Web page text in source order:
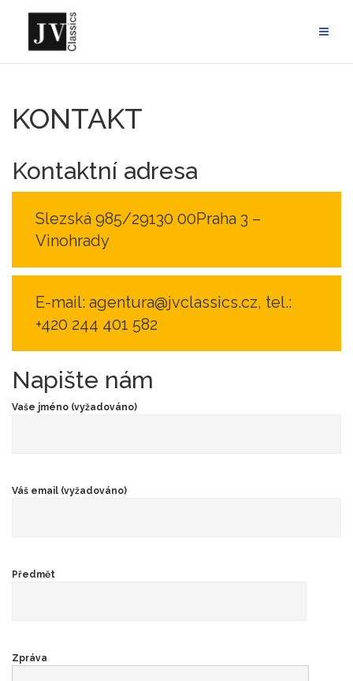
content
KONTAKT
Kontaktní adresa
Slezská 985/29130 00Praha 3 –
Vinohrady
E-mail: agentura@jvclassics.cz, tel.:
+420 244 401 582
Napište nám
Vaše jméno (vyžadováno)
Váš email (vyžadováno)
Předmět
Zpráva